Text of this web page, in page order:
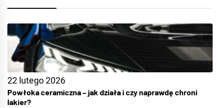
22 lutego 2026
Powłoka ceramiczna – jak działa i czy naprawdę chroni
lakier?